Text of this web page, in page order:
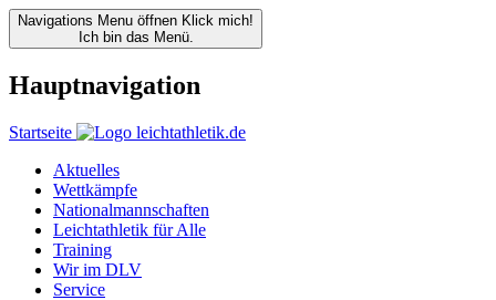
Navigations Menu öffnen Klick mich!
Ich bin das Menü.
Hauptnavigation
Startseite
Aktuelles
Wettkämpfe
Nationalmannschaften
Leichtathletik für Alle
Training
Wir im DLV
Service